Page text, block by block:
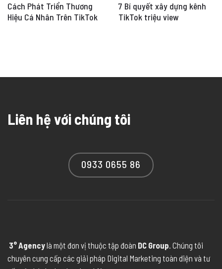
Cách Phát Triển Thương
Hiệu Cá Nhân Trên TikTok
7 Bí quyết xây dựng kênh
TikTok triệu view
Liên hệ với chúng tôi
0933 0655 86
3° Agencylà một đơn vị thuộc tập đoàn DC Group . Chúng tôi
chuyên cung cấp các giải pháp Digital Marketing toàn diện và tư